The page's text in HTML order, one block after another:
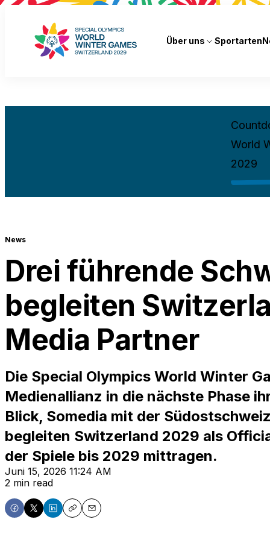
Über uns Sportarten
World
2029
News
Drei führende
begleiten
Media Partner
Die Special Olympics World Winter
Medienallianz in die nächste Phase
Blick, Somedia mit der
begleiten Switzerland 2029 als
der Spiele bis 2029 mittragen.
Juni 15, 2026 11:24 AM
2 min read
ShareShareShareCopyEmail